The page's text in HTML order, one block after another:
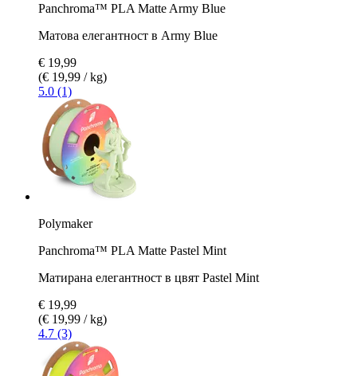
Panchroma™ PLA Matte Army Blue
Матова елегантност в Army Blue
€ 19,99
(€ 19,99 / kg)
5.0 (1)
Polymaker
Panchroma™ PLA Matte Pastel Mint
Матирана елегантност в цвят Pastel Mint
€ 19,99
(€ 19,99 / kg)
4.7 (3)